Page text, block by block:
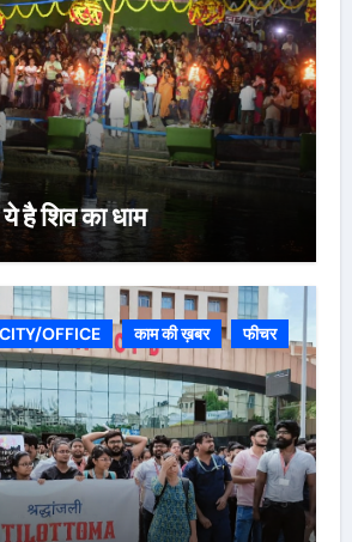
है शिव का धाम
CITY/OFFICE काम की ख़बर फीचर